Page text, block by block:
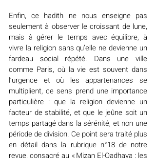
Enfin, ce hadith ne nous enseigne pas
seulement à observer le croissant de lune,
mais à gérer le temps avec équilibre, à
vivre la religion sans qu’elle ne devienne un
fardeau social répété. Dans une ville
comme Paris, où la vie est souvent dans
l’urgence et où les appartenances se
multiplient, ce sens prend une importance
particulière : que la religion devienne un
facteur de stabilité, et que le jeûne soit un
temps partagé dans la sérénité, et non une
période de division. Ce point sera traité plus
en détail dans la rubrique n°18 de notre
revue, consacré au « Mizan El-Qadhaya : les